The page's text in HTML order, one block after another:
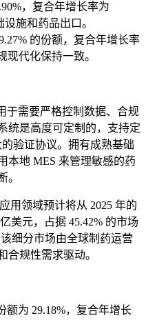
，复合年增长率为
施和药品出口。
的份额，复合年增长率
现代化保持一致。
于需要严格控制数据、合规
统是高度可定制的，支持定
验证协议。拥有成熟基础
本地 MES 来管理敏感的药
。
用领域预计将从 2025 年的
美元，占据 45.42% 的市场
细分市场由全球制药运营
合规性需求驱动。
额为 29.18%，复合年增长